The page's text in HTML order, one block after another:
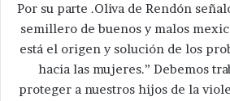
Por su parte .Oliva de Rendón
semillero de buenos y malos
está el origen y solución de los
hacia las mujeres.” Debemos
proteger a nuestros hijos de la